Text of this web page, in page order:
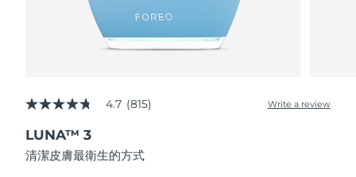
4.7
of
5
stars,
4.7 (815) Write a review
LUNA™ 3
清潔皮膚最衛生的方式